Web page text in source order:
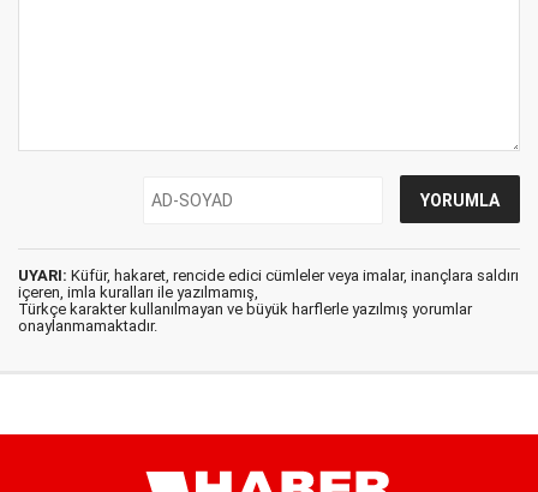
UYARI: Küfür, hakaret, rencide edici cümleler veya imalar, inançlara saldırı
içeren, imla kuralları ile yazılmamış,
Türkçe karakter kullanılmayan ve büyük harflerle yazılmış yorumlar
onaylanmamaktadır.